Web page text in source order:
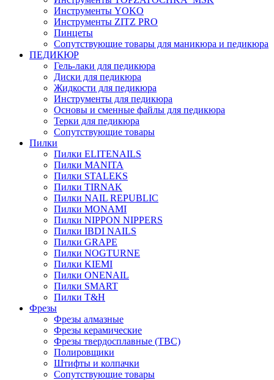
Инструменты YOKO
Инструменты ZITZ PRO
Пинцеты
Сопутствующие товары для маникюра и педикюра
ПЕДИКЮР
Гель-лаки для педикюра
Диски для педикюра
Жидкости для педикюра
Инструменты для педикюра
Основы и сменные файлы для педикюра
Терки для педикюра
Сопутствующие товары
Пилки
Пилки ELITENAILS
Пилки MANITA
Пилки STALEKS
Пилки TIRNAK
Пилки NAIL REPUBLIC
Пилки MONAMI
Пилки NIPPON NIPPERS
Пилки IBDI NAILS
Пилки GRAPE
Пилки NOGTURNE
Пилки KIEMI
Пилки ONENAIL
Пилки SMART
Пилки T&H
Фрезы
Фрезы алмазные
Фрезы керамические
Фрезы твердосплавные (ТВС)
Полировщики
Штифты и колпачки
Сопутствующие товары